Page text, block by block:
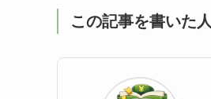
この記事を書いた人